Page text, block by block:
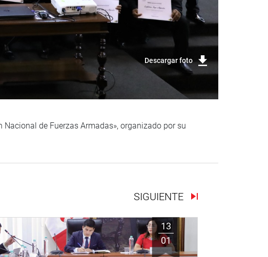
Descargar foto
de Fuerzas Armadas», organizado por su
SIGUIENTE
13
01